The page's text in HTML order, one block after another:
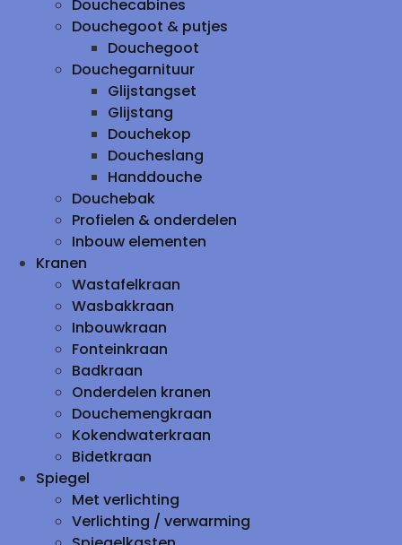
Douchecabines
Douchegoot & putjes
Douchegoot
Douchegarnituur
Glijstangset
Glijstang
Douchekop
Doucheslang
Handdouche
Douchebak
Profielen & onderdelen
Inbouw elementen
Kranen
Wastafelkraan
Wasbakkraan
Inbouwkraan
Fonteinkraan
Badkraan
Onderdelen kranen
Douchemengkraan
Kokendwaterkraan
Bidetkraan
Spiegel
Met verlichting
Verlichting / verwarming